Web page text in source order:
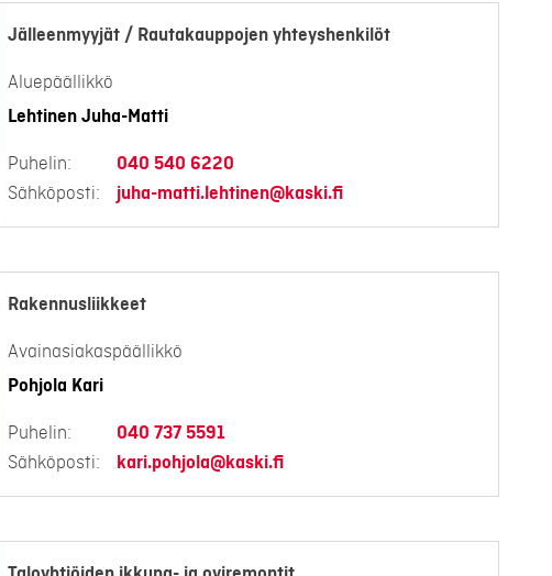
Jälleenmyyjät / Rautakauppojen yhteyshenkilöt
Aluepäällikkö
Lehtinen Juha-Matti
Puhelin:
040 540 6220
Sähköposti:
juha-matti.lehtinen@kaski.fi
Rakennusliikkeet
Avainasiakaspäällikkö
Pohjola Kari
Puhelin:
040 737 5591
Sähköposti:
kari.pohjola@kaski.fi